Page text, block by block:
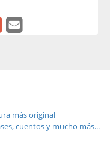
más original
cuentos y mucho más...